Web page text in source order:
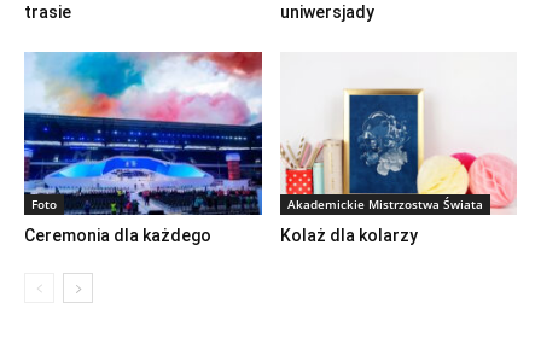
trasie
uniwersjady
Foto
Ceremonia dla każdego
Akademickie Mistrzostwa Świata
Kolaż dla kolarzy